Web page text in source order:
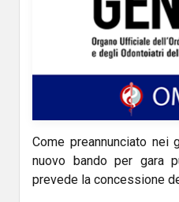
Come preannunciato
nuovo bando per gara
prevede la concessione